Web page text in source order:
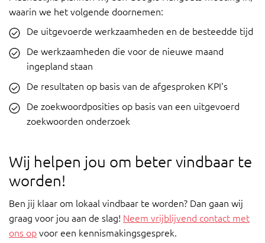
waarin we het volgende doornemen:
De uitgevoerde werkzaamheden en de besteedde tijd
De werkzaamheden die voor de nieuwe maand
ingepland staan
De resultaten op basis van de afgesproken KPI's
De zoekwoordposities op basis van een uitgevoerd
zoekwoorden onderzoek
Wij helpen jou om beter vindbaar te
worden!
Ben jij klaar om lokaal vindbaar te worden? Dan gaan wij
graag voor jou aan de slag! Neem vrijblijvend contact met
ons op voor een kennismakingsgesprek.